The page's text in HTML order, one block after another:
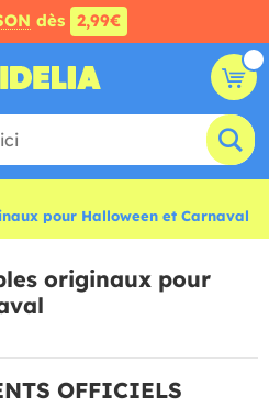
dès 2,99€
pour Halloween et Carnaval
originaux pour
OFFICIELS